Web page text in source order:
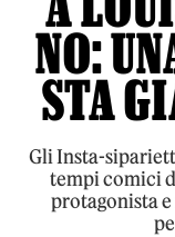
NO:
STA
Gli Insta-
tempi comici
protagonista